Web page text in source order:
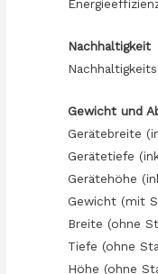
Nachhaltigkeit
Gewicht und
Gerätebreite
Gerätetiefe
Gerätehöhe
Gewicht (mit
Breite (ohne
Tiefe (ohne
Höhe (ohne